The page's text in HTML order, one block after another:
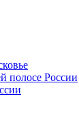
полосе России